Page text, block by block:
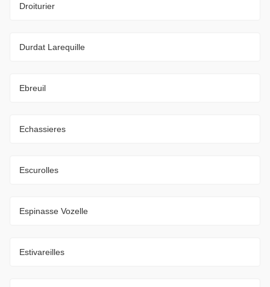
Droiturier
Durdat Larequille
Ebreuil
Echassieres
Escurolles
Espinasse Vozelle
Estivareilles